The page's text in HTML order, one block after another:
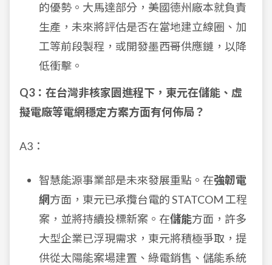
的優勢。大馬達部分，美國德州廠本就負責
生產，未來將評估是否在當地建立線圈、加
工等前段製程，或開發墨西哥供應鏈，以降
低衝擊。
Q3：在台灣非核家園進程下，東元在儲能、虛
擬電廠等電網穩定方案方面有何佈局？
A3：
智慧能源事業部是未來發展重點。在強韌電
網方面，東元已承攬台電的 STATCOM 工程
案，並將持續投標新案。在儲能方面，許多
大型企業已浮現需求，東元將積極爭取，提
供從太陽能案場建置、綠電銷售、儲能系統